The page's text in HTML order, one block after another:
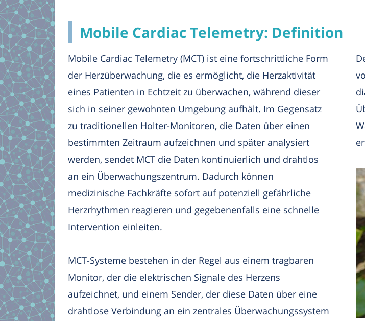
Mobile Cardiac Telemetry: Definition
Mobile Cardiac Telemetry (MCT) ist eine fortschrittliche Form
der Herzüberwachung, die es ermöglicht, die Herzaktivität
eines Patienten in Echtzeit zu überwachen, während dieser
sich in seiner gewohnten Umgebung aufhält. Im Gegensatz
zu traditionellen Holter-Monitoren, die Daten über einen
bestimmten Zeitraum aufzeichnen und später analysiert
werden, sendet MCT die Daten kontinuierlich und drahtlos
an ein Überwachungszentrum. Dadurch können
medizinische Fachkräfte sofort auf potenziell gefährliche
Herzrhythmen reagieren und gegebenenfalls eine schnelle
Intervention einleiten.
MCT-Systeme bestehen in der Regel aus einem tragbaren
Monitor, der die elektrischen Signale des Herzens
aufzeichnet, und einem Sender, der diese Daten über eine
drahtlose Verbindung an ein zentrales Überwachungssystem